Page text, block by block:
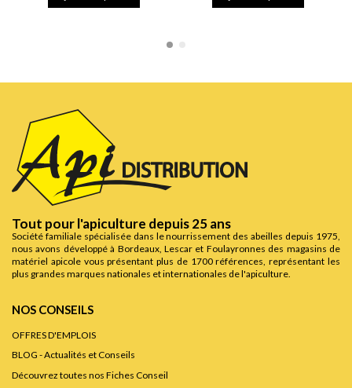
Tout pour l'apiculture depuis 25 ans
Société familiale spécialisée dans le nourrissement des abeilles depuis 1975,
nous avons développé à Bordeaux, Lescar et Foulayronnes des magasins de
matériel apicole vous présentant plus de 1700 références, représentant les
plus grandes marques nationales et internationales de l'apiculture.
NOS CONSEILS
OFFRES D'EMPLOIS
BLOG - Actualités et Conseils
Découvrez toutes nos Fiches Conseil